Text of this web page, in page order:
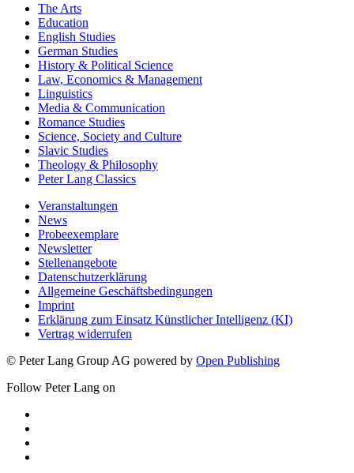
The Arts
Education
English Studies
German Studies
History & Political Science
Law, Economics & Management
Linguistics
Media & Communication
Romance Studies
Science, Society and Culture
Slavic Studies
Theology & Philosophy
Peter Lang Classics
Veranstaltungen
News
Probeexemplare
Newsletter
Stellenangebote
Datenschutzerklärung
Allgemeine Geschäftsbedingungen
Imprint
Erklärung zum Einsatz Künstlicher Intelligenz (KI)
Vertrag widerrufen
© Peter Lang Group AG powered by Open Publishing
Follow Peter Lang on